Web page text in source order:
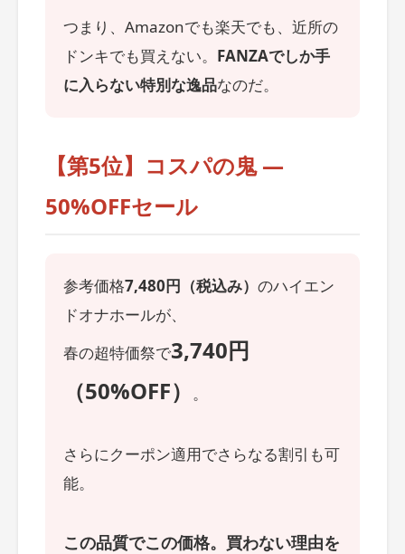
つまり、Amazonでも楽天でも、近所の
ドンキでも買えない。 FANZAでしか手
に入らない特別な逸品なのだ。
【第5位】コスパの鬼 ―
50%OFFセール
参考価格7,480円（税込み） のハイエン
ドオナホールが、
春の超特価祭で3,740円
（50%OFF）
。
さらにクーポン適用でさらなる割引も可
能。
この品質でこの価格。買わない理由を